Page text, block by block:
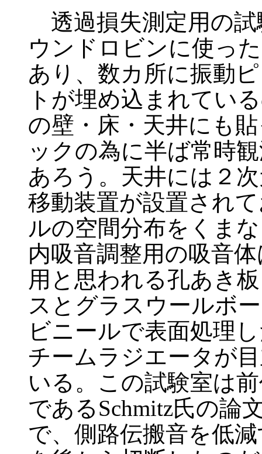
透過損失測定用の試
ウンドロビンに使っ
あり、数カ所に振動
トが埋め込まれてい
の壁・床・天井にも
ックの為に半ば常時
あろう。天井には２
移動装置が設置され
ルの空間分布をくま
内吸音調整用の吸音
用と思われる孔あき
スとグラスウールボ
ビニールで表面処理
チームラジエータが
いる。この試験室は
であるSchmitz氏の論
で、側路伝搬音を低